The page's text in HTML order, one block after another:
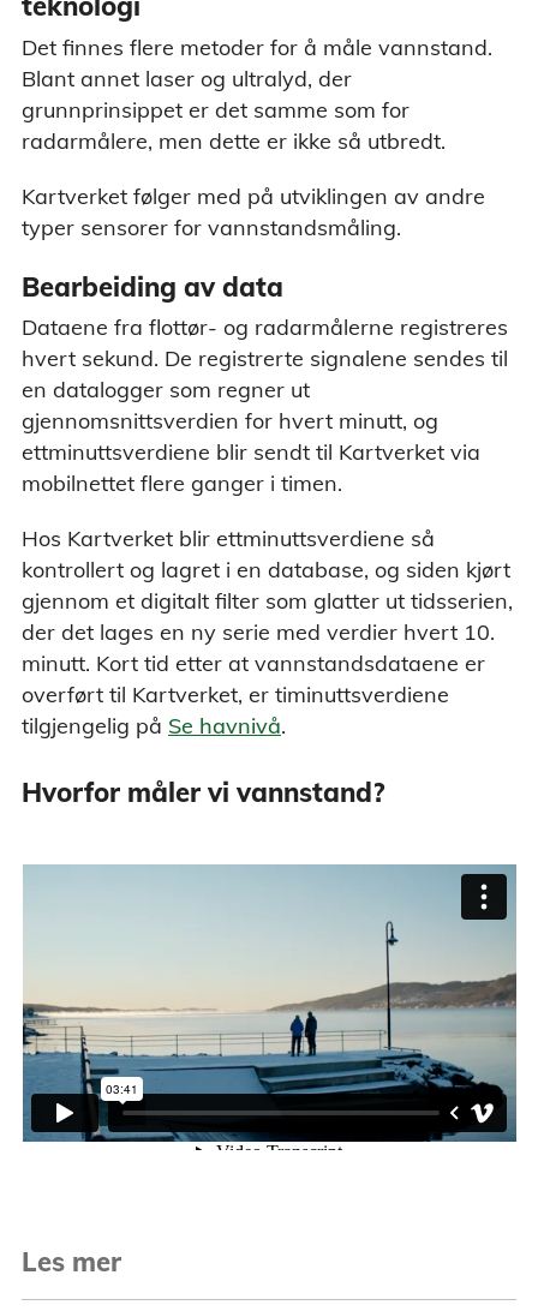
Det finnes flere metoder for å måle vannstand.
Blant annet laser og ultralyd, der
grunnprinsippet er det samme som for
radarmålere, men dette er ikke så utbredt.
Kartverket følger med på utviklingen av andre
typer sensorer for vannstandsmåling.
Bearbeiding av data
Dataene fra flottør- og radarmålerne registreres
hvert sekund. De registrerte signalene sendes til
en datalogger som regner ut
gjennomsnittsverdien for hvert minutt, og
ettminuttsverdiene blir sendt til Kartverket via
mobilnettet flere ganger i timen.
Hos Kartverket blir ettminuttsverdiene så
kontrollert og lagret i en database, og siden kjørt
gjennom et digitalt filter som glatter ut tidsserien,
der det lages en ny serie med verdier hvert 10.
minutt. Kort tid etter at vannstandsdataene er
overført til Kartverket, er timinuttsverdiene
tilgjengelig på Se havnivå.
Hvorfor måler vi vannstand?
Les mer